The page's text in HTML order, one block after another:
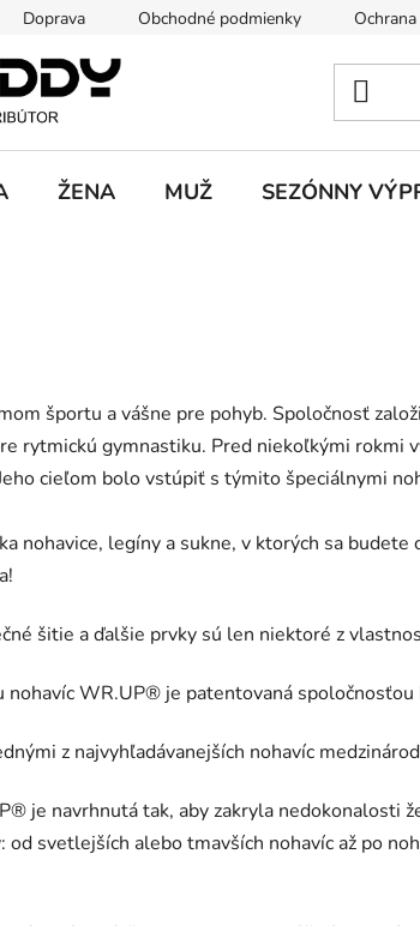
Doprava Obchodné podmienky Ochrana
ŽENA MUŽ SEZÓNNY
športu a vášne pre pohyb. Spoločnosť
rytmickú gymnastiku. Pred niekoľkými rokmi
cieľom bolo vstúpiť s týmito špeciálnymi
nohavice, legíny a sukne, v ktorých sa
šitie a ďalšie prvky sú len niektoré z
nohavíc WR.UP® je patentovaná
z najvyhľadávanejších nohavíc
je navrhnutá tak, aby zakryla nedokonalosti
svetlejších alebo tmavších nohavíc až po